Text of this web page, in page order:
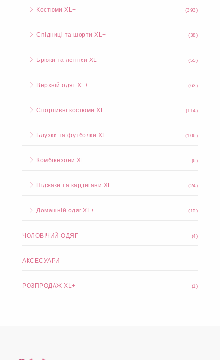
Костюми XL+ (393)
Спідниці та шорти XL+ (38)
Брюки та легінси XL+ (55)
Верхній одяг XL+ (63)
Спортивні костюми XL+ (114)
Блузки та футболки XL+ (106)
Комбінезони XL+ (6)
Піджаки та кардигани XL+ (24)
Домашній одяг XL+ (15)
ЧОЛОВІЧИЙ ОДЯГ (4)
АКСЕСУАРИ
РОЗПРОДАЖ XL+ (1)